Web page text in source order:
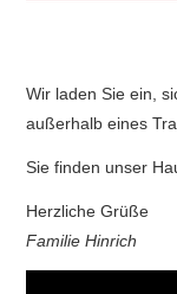
Wir laden Sie ein,
außerhalb eines
Sie finden unser
Herzliche Grüße
Familie Hinrich